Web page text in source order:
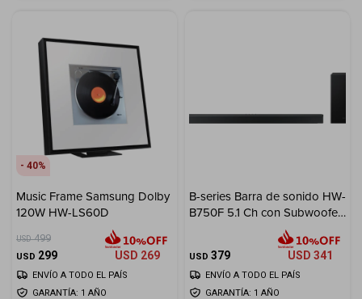
40
Music Frame Samsung Dolby
120W HW-LS60D
USD 499
USD 299 USD 269
GARANTÍA: 1 AÑO
ENVÍO A TODO EL PAÍS
B-series Barra de sonido HW-
B750F 5.1 Ch con Subwoofer
USD 379 USD 341
GARANTÍA: 1 AÑO
ENVÍO A TODO EL PAÍS